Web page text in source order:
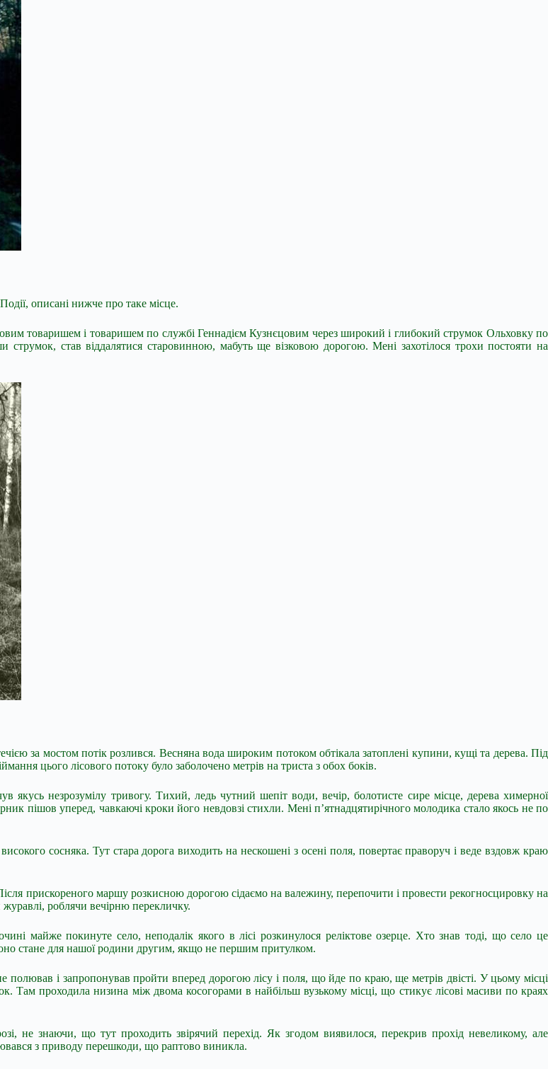
описані нижче про таке місце.
товаришем і товаришем по службі Геннадієм Кузнєцовим через широкий і глибокий струмок Ольховку по
став віддалятися старовинною, мабуть ще візковою дорогою. Мені захотілося трохи постояти на
за мостом потік розлився. Весняна вода широким потоком обтікала затоплені купини, кущі та дерева. Під
цього лісового потоку було заболочено метрів на триста з обох боків.
незрозумілу тривогу. Тихий, ледь чутний шепіт води, вечір, болотисте сире місце, дерева химерної
пішов уперед, чавкаючі кроки його невдовзі стихли. Мені п’ятнадцятирічного молодика стало якось не по
сосняка. Тут стара дорога виходить на нескошені з осені поля, повертає праворуч і веде вздовж краю
прискореного маршу розкисною дорогою сідаємо на валежину, перепочити і провести рекогносцировку на
роблячи вечірню перекличку.
майже покинуте село, неподалік якого в лісі розкинулося реліктове озерце. Хто знав тоді, що село це
стане для нашої родини другим, якщо не першим притулком.
полював і запропонував пройти вперед дорогою лісу і поля, що йде по краю, ще метрів двісті. У цьому місці
Там проходила низина між двома косогорами в найбільш вузькому місці, що стикує лісові масиви по краях
не знаючи, що тут проходить звірячий перехід. Як згодом виявилося, перекрив прохід невеликому, але
з приводу перешкоди, що раптово виникла.